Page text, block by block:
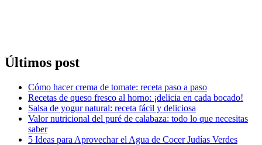
Últimos post
Cómo hacer crema de tomate: receta paso a paso
Recetas de queso fresco al horno: ¡delicia en cada bocado!
Salsa de yogur natural: receta fácil y deliciosa
Valor nutricional del puré de calabaza: todo lo que necesitas
saber
5 Ideas para Aprovechar el Agua de Cocer Judías Verdes